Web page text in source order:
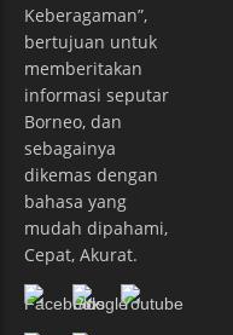
Keberagaman”,
bertujuan untuk
memberitakan
informasi seputar
Borneo, dan
sebagainya
dikemas dengan
bahasa yang
mudah dipahami,
Cepat, Akurat.